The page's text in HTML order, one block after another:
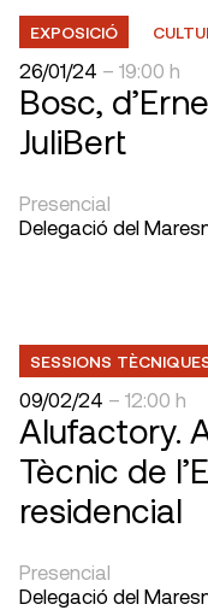
EXPOSICIÓ
26/01/24 – 19:00 h
Bosc,
JuliBert
Presencial
Delegació del
SESSIONS
09/02/24 – 12:00 h
Alufactory.
Tècnic de
residencial
Presencial
Delegació del